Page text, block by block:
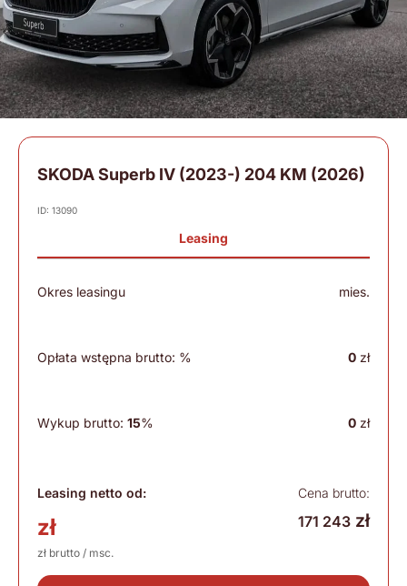
SKODA Superb IV (2023-) 204 KM (2026)
ID: 13090
Leasing
Okres leasingu mies.
Opłata wstępna brutto: % 0 zł
Wykup brutto: 15% 0 zł
Leasing netto od:
zł
zł brutto / msc.
Cena brutto:
171 243 zł